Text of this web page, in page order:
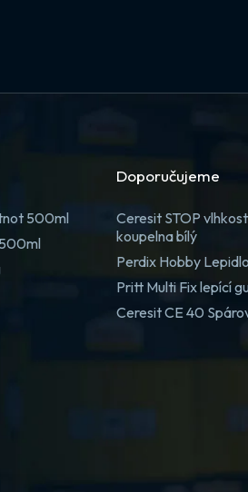
500ml
Doporučujeme
Ceresit STOP
koupelna bílý
Perdix Hobby
Pritt Multi Fix lepící
Ceresit CE 40